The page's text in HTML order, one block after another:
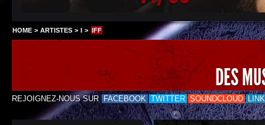
HOME > ARTISTES > I > IFF
DES
REJOIGNEZ-NOUS SUR FACEBOOK TWITTER SOUNDCLOUD